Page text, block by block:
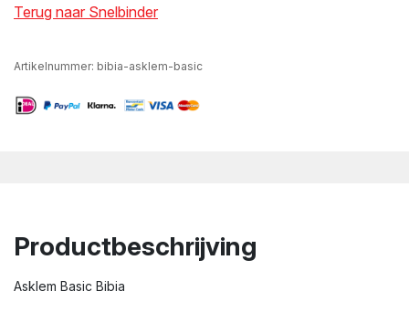
Terug naar Snelbinder
Artikelnummer: bibia-asklem-basic
Productbeschrijving
Asklem Basic Bibia